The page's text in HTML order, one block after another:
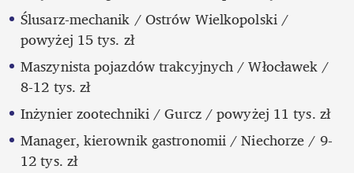
Ślusarz-mechanik / Ostrów Wielkopolski /
powyżej 15 tys. zł
Maszynista pojazdów trakcyjnych / Włocławek /
8-12 tys. zł
Inżynier zootechniki / Gurcz / powyżej 11 tys. zł
Manager, kierownik gastronomii / Niechorze / 9-
12 tys. zł